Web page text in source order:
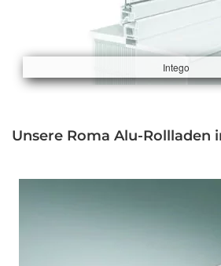
Intego
Unsere Roma Alu-Rollladen